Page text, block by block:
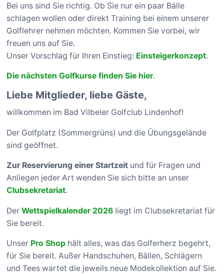
Bei uns sind Sie richtig. Ob Sie nur ein paar Bälle
schlagen wollen oder direkt Training bei einem unserer
Golflehrer nehmen möchten. Kommen Sie vorbei, wir
freuen uns auf Sie.
Unser Vorschlag für Ihren Einstieg: Einsteigerkonzept.
Die nächsten Golfkurse finden Sie hier.
Liebe Mitglieder, liebe Gäste,
willkommen im Bad Vilbeler Golfclub Lindenhof!
Der Golfplatz (Sommergrüns) und die Übungsgelände
sind geöffnet.
Zur Reservierung einer Startzeit und für Fragen und
Anliegen jeder Art wenden Sie sich bitte an unser
Clubsekretariat.
DerWettspielkalender 2026 liegt im Clubsekretariat für
Sie bereit.
Unser Pro Shop hält alles, was das Golferherz begehrt,
für Sie bereit. Außer Handschuhen, Bällen, Schlägern
und Tees wartet die jeweils neue Modekollektion auf Sie.